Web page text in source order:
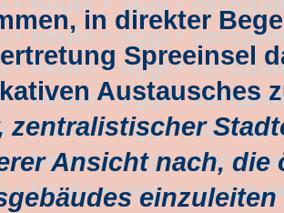
in direkter
Spreeinsel
Austausches
zentralistischer
Ansicht nach,